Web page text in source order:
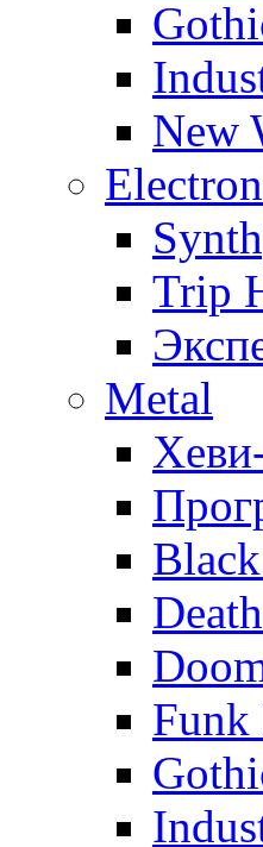
New
Trip
Metal
Funk